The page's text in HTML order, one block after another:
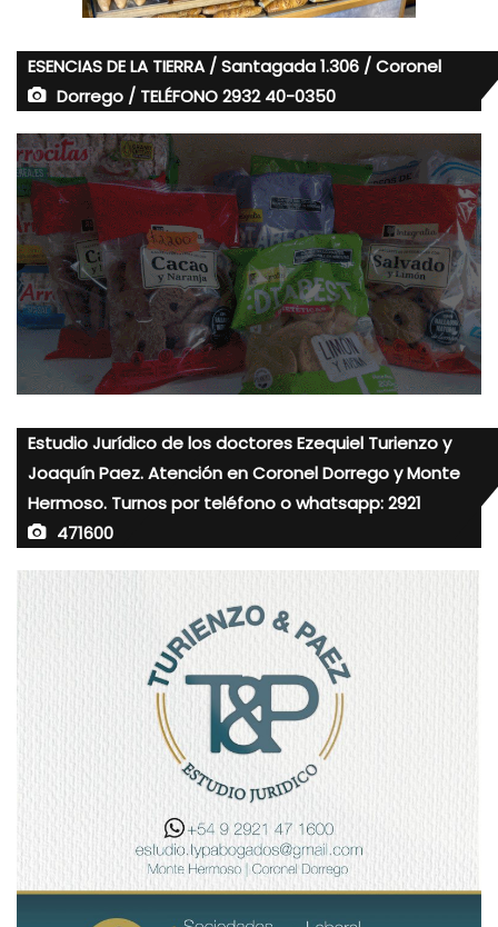
ESENCIAS DE LA TIERRA / Santagada 1.306 / Coronel
Dorrego / TELÉFONO 2932 40-0350
Estudio Jurídico de los doctores Ezequiel Turienzo y
Joaquín Paez. Atención en Coronel Dorrego y Monte
Hermoso. Turnos por teléfono o whatsapp: 2921
471600